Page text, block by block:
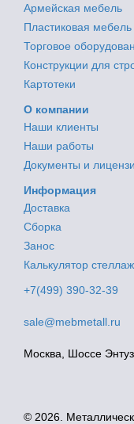
Армейская мебель
Пластиковая мебель
Торговое
Конструкции для
Картотеки
О компании
Наши клиенты
Наши работы
Документы и
Информация
Доставка
Сборка
Занос
Калькулятор
+7(499) 390-32-39
sale@mebmetall.ru
Москва, Шоссе
© 2026.